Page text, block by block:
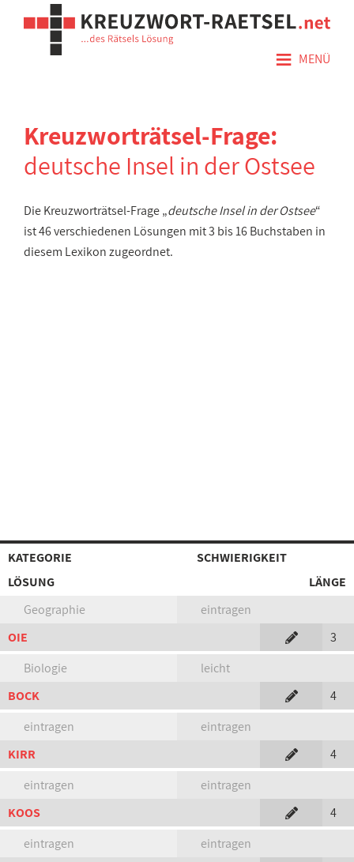
≡ MENÜ
Kreuzworträtsel-Frage:
deutsche Insel in der Ostsee
Die Kreuzworträtsel-Frage „deutsche Insel in der Ostsee“
ist 46 verschiedenen Lösungen mit 3 bis 16 Buchstaben in
diesem Lexikon zugeordnet.
KATEGORIE
SCHWIERIGKEIT
LÖSUNG
LÄNGE
Geographie
eintragen
OIE
3
Biologie
leicht
BOCK
4
eintragen
eintragen
KIRR
4
eintragen
eintragen
KOOS
4
eintragen
eintragen